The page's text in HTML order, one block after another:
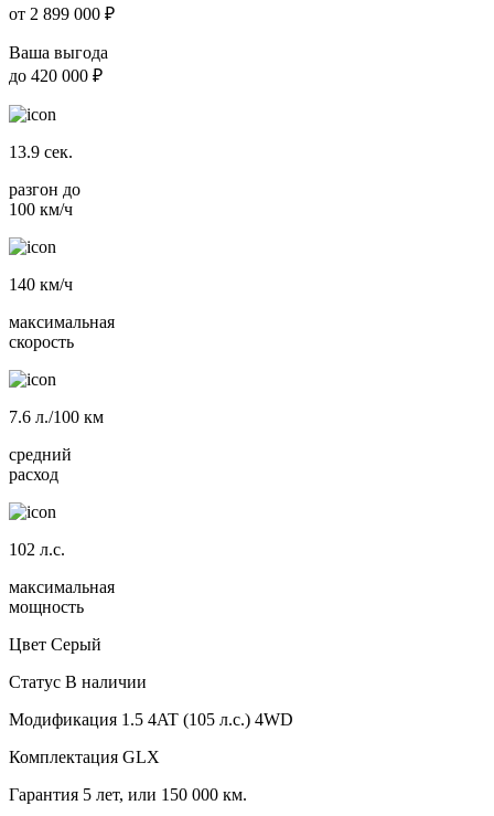
от 2 899 000 ₽
Ваша выгода
до 420 000 ₽
13.9 сек.
разгон до
100 км/ч
140 км/ч
максимальная
скорость
7.6 л./100 км
средний
расход
102 л.с.
максимальная
мощность
Цвет Серый
Статус В наличии
Модификация 1.5 4AT (105 л.с.) 4WD
Комплектация GLX
Гарантия 5 лет, или 150 000 км.